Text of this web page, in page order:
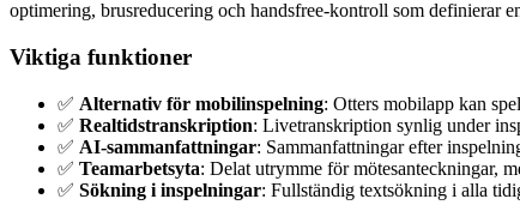
optimering, brusreducering och handsfree-kontroll som definierar
Viktiga funktioner
✅ Alternativ för mobilinspelning: Otters mobilapp kan
✅ Realtidstranskription: Livetranskription synlig under
✅ AI-sammanfattningar: Sammanfattningar efter
✅ Teamarbetsyta: Delat utrymme för mötesanteckningar,
✅ Sökning i inspelningar: Fullständig textsökning i alla